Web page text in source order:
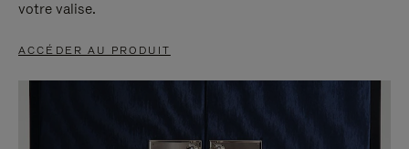
votre valise.
ACCÉDER AU PRODUIT